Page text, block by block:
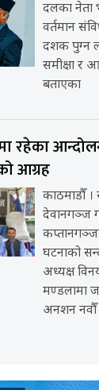
दलका नेता
वर्तमान
दशक पुग्न
समीक्षा र
बताएका
रहेका
आग्रह
काठमाडौँ
देवानगञ्ज
घटनाको
अध्यक्ष
मण्डलामा
अनशन नवौँ